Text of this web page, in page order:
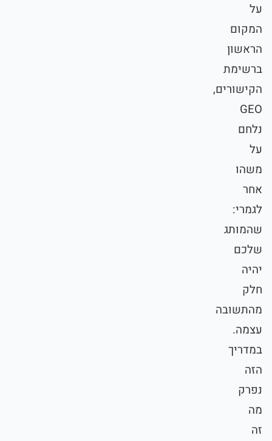
על
המקום
הראשון
ברשימת
הקישורים,
GEO
נלחם
על
משהו
אחר
לגמרי:
שהמותג
שלכם
יהיה
חלק
מהתשובה
עצמה.
במדריך
הזה
נפרק
מה
זה